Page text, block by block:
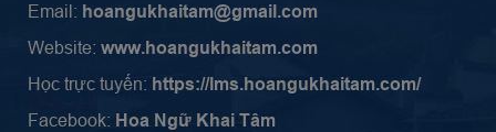
Email: hoangukhaitam@gmail.com
Website: www.hoangukhaitam.com
Học trực tuyến: https://lms.hoangukhaitam.com/
Facebook: Hoa Ngữ Khai Tâm